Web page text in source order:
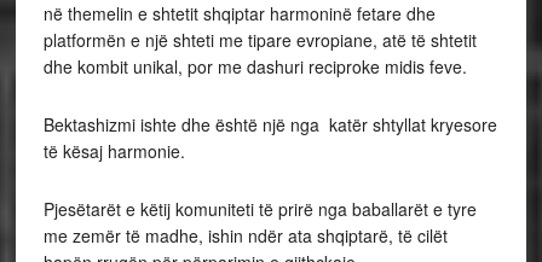
në themelin e shtetit shqiptar harmoninë fetare dhe
platformën e një shteti me tipare evropiane, atë të shtetit
dhe kombit unikal, por me dashuri reciproke midis feve.
Bektashizmi ishte dhe është një nga katër shtyllat kryesore
të kësaj harmonie.
Pjesëtarët e këtij komuniteti të prirë nga baballarët e tyre
me zemër të madhe, ishin ndër ata shqiptarë, të cilët